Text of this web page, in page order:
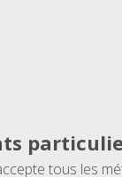
tous les